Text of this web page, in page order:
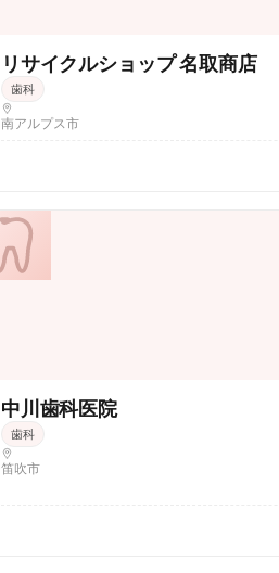
リサイクルショップ 名取商店
歯科
南アルプス市
中川歯科医院
歯科
笛吹市